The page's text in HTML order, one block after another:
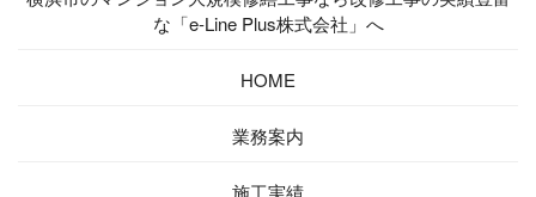
な「e-Line Plus株式会社」へ
HOME
業務案内